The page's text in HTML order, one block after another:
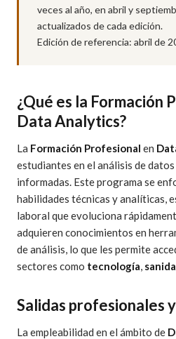
veces al año, en abril y
actualizados de cada edición.
Edición de referencia: abril de
¿Qué es la Formación
Data Analytics?
La Formación Profesional en
estudiantes en el análisis de
informadas. Este programa se
habilidades técnicas y analíticas,
laboral que evoluciona
adquieren conocimientos en
de análisis, lo que les permite
sectores como tecnología,
Salidas profesionales
La empleabilidad en el ámbito de